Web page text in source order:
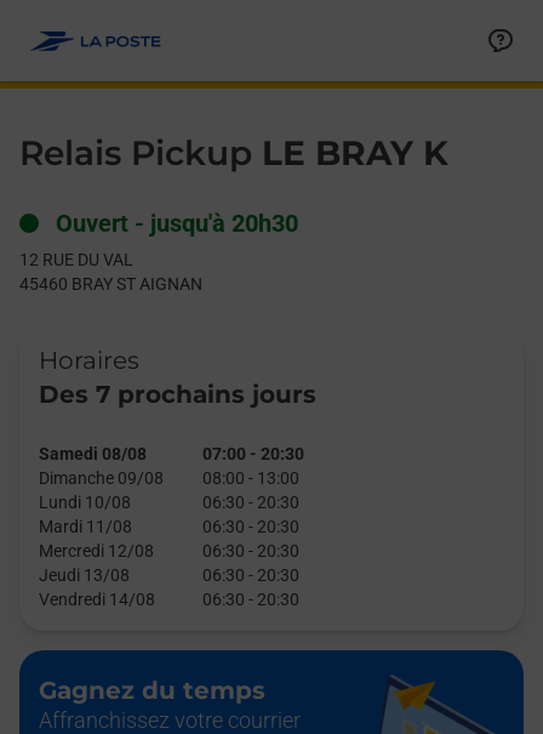
Relais Pickup LE BRAY K
Ouvert - jusqu'à 20h30
12 RUE DU VAL
45460 BRAY ST AIGNAN
Horaires
Des 7 prochains jours
Samedi 08/08 07:00 - 20:30
Dimanche 09/08
08:00 - 13:00
Lundi 10/08
06:30 - 20:30
Mardi 11/08
06:30 - 20:30
Mercredi 12/08
06:30 - 20:30
Jeudi 13/08
06:30 - 20:30
Vendredi 14/08
06:30 - 20:30
Gagnez du temps
Affranchissez votre courrier